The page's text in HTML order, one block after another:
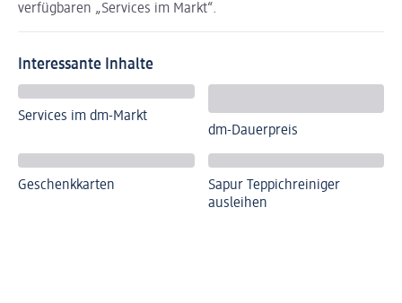
verfügbaren „Services im Markt“.
Interessante Inhalte
Services im dm-Markt
dm-Dauerpreis
Geschenkkarten
Sapur Teppichreiniger
ausleihen